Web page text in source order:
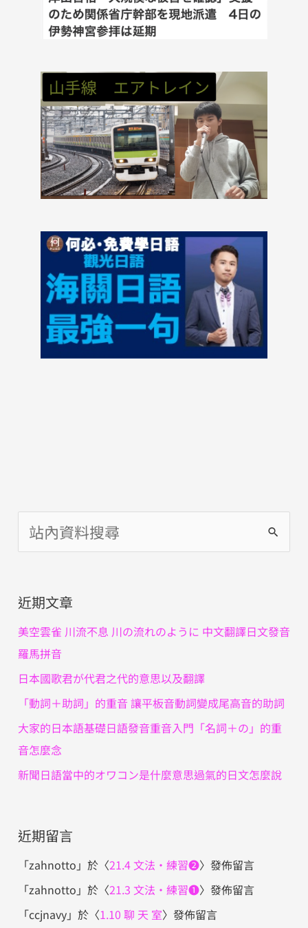
尋
鍵
字
:
近期文章
美空雲雀 川流不息 川の流れのように 中文翻譯日文發音
羅馬拼音
日本國歌君が代君之代的意思以及翻譯
「動詞＋助詞」的重音 讓平板音動詞變成尾高音的助詞
大家的日本語基礎日語發音重音入門「名詞＋の」的重
音怎麼念
新聞日語當中的オワコン是什麼意思過氣的日文怎麼說
近期留言
「zahnotto 」於〈21.4 文法・練習❷〉發佈留言
「zahnotto 」於〈21.3 文法・練習❶〉發佈留言
「ccjnavy」於〈1.10 聊 天 室〉發佈留言